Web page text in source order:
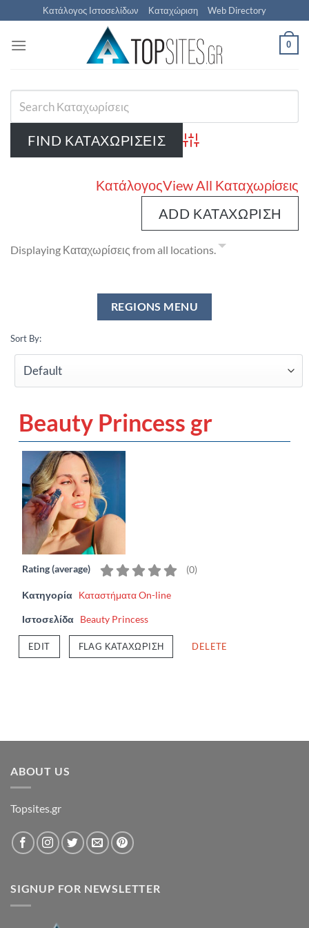
Μετάβαση
στο
περιεχόμενο
Κατάλογος Ιστοσελίδων Καταχώριση Web Directory
0
Advanced Search
ΚατάλογοςView All Καταχωρίσεις
ADD ΚΑΤΑΧΏΡΙΣΗ
Displaying Καταχωρίσεις from all locations.
Sort By:
Beauty Princess gr
Rating (average) (0)
Κατηγορία Καταστήματα On-line
Ιστοσελίδα Beauty Princess
EDIT FLAG ΚΑΤΑΧΏΡΙΣΗ DELETE
ABOUT US
Topsites.gr
SIGNUP FOR NEWSLETTER